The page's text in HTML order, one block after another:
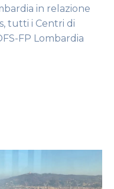
in relazione
tutti i Centri di
FP Lombardia